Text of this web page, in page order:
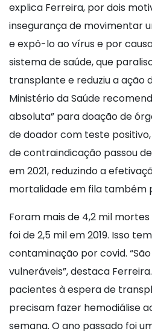
explica Ferreira, por dois
insegurança de movimentar
e expô-lo ao vírus e por
sistema de saúde, que
transplante e reduziu a ação
Ministério da Saúde
absoluta” para doação de
de doador com teste
de contraindicação passou de
em 2021, reduzindo a
mortalidade em fila também
Foram mais de 4,2 mil mortes
foi de 2,5 mil em 2019. Isso
contaminação por covid.
vulneráveis”, destaca
pacientes à espera de
precisam fazer hemodiálise
semana. O ano passado foi